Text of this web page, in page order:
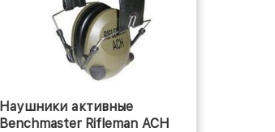
Наушники активные
Benchmaster Rifleman ACH